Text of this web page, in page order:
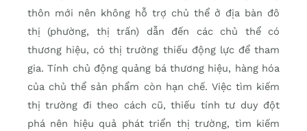
thôn mới nên không hỗ trợ chủ thể ở địa bàn đô
thị (phường, thị trấn) dẫn đến các chủ thể có
thương hiệu, có thị trường thiếu động lực để tham
gia. Tính chủ động quảng bá thương hiệu, hàng hóa
của chủ thể sản phẩm còn hạn chế. Việc tìm kiếm
thị trường đi theo cách cũ, thiếu tính tư duy đột
phá nên hiệu quả phát triển thị trường, tìm kiếm